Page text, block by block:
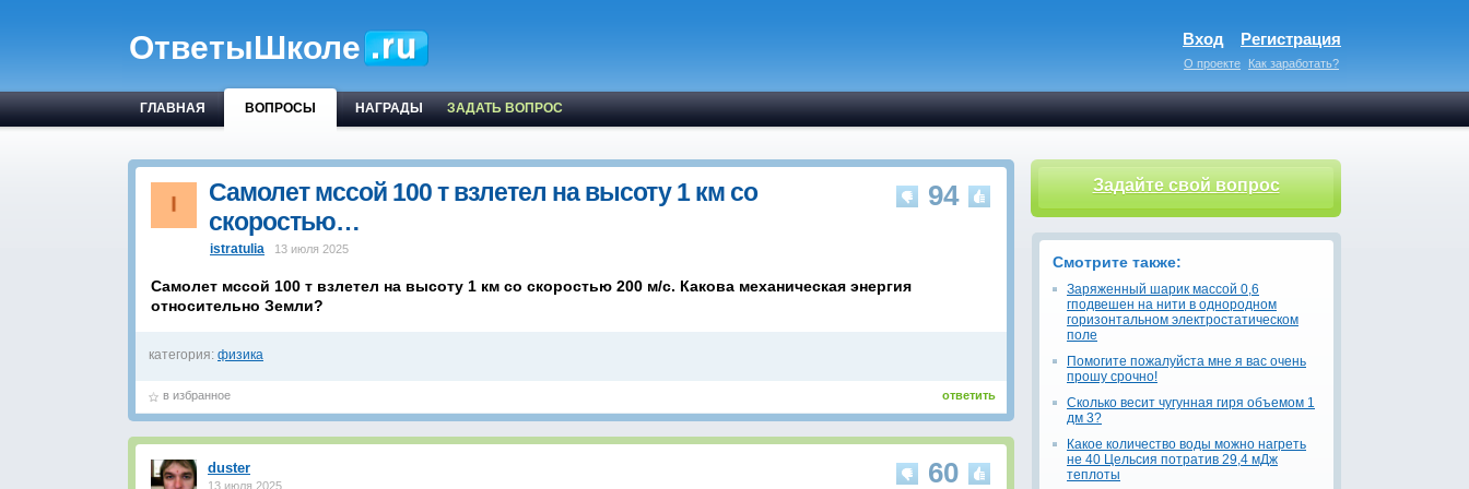
ОтветыШколе Вход Регистрация
О проекте Как заработать?
ГЛАВНАЯ ВОПРОСЫ НАГРАДЫ ЗАДАТЬ ВОПРОС
94
Самолет мссой 100 т взлетел на высоту 1 км со
скоростью…
istratulia 13 июля 2025
Самолет мссой 100 т взлетел на высоту 1 км со скоростью 200 м/с. Какова механическая энергия
относительно Земли?
категория: физика
ответить
в избранное
60
duster
13 июля 2025
Задайте свой вопрос
Смотрите также:
Заряженный шарик массой 0,6
гподвешен на нити в однородном
горизонтальном электростатическом
поле
Помогите пожалуйста мне я вас очень
прошу срочно!
Сколько весит чугунная гиря объемом 1
дм 3?
Какое количество воды можно нагреть
не 40 Цельсия потратив 29,4 мДж
теплоты